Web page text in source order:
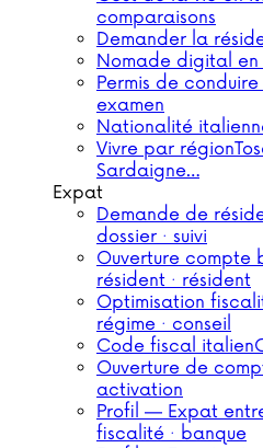
comparaisons
Demander la
Nomade digital en
Permis de
examen
Nationalité
Vivre par région
Sardaigne…
Expat
Demande de
dossier · suivi
Ouverture compte
résident · résident
Optimisation
régime · conseil
Code fiscal italien
Ouverture de
activation
Profil — Expat
fiscalité · banque